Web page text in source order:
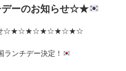
ーのお知らせ☆★
☆★☆★☆★☆★☆★☆
ランチデー決定！